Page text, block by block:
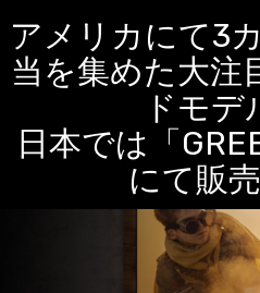
アメリカにて3
当を集めた大注
ドモデ
日本では「
にて販